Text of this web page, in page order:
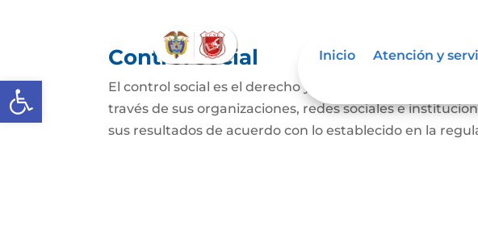
Abrir barra de herramientas
Inicio Atención y
Control social
El control social es el derecho y el deber de los
través de sus organizaciones, redes sociales e
sus resultados de acuerdo con lo establecido en la